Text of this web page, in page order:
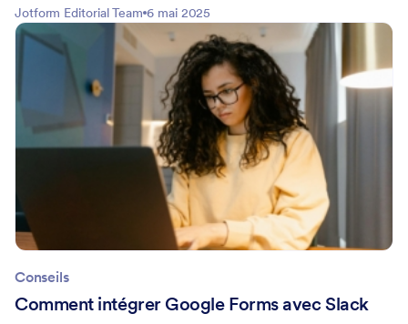
Jotform Editorial Team 6 mai 2025
Conseils
Comment intégrer Google Forms avec Slack